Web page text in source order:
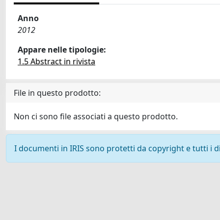
Anno
2012
Appare nelle tipologie:
1.5 Abstract in rivista
File in questo prodotto:
Non ci sono file associati a questo prodotto.
I documenti in IRIS sono protetti da copyright e tutti i